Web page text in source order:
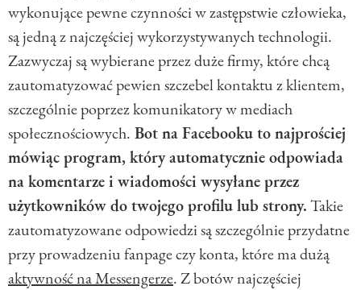
wykonujące pewne czynności w zastępstwie człowieka,
są jedną z najczęściej wykorzystywanych technologii.
Zazwyczaj są wybierane przez duże firmy, które chcą
zautomatyzować pewien szczebel kontaktu z klientem,
szczególnie poprzez komunikatory w mediach
społecznościowych. Bot na Facebooku to najprościej
mówiąc program, który automatycznie odpowiada
na komentarze i wiadomości wysyłane przez
użytkowników do twojego profilu lub strony.Takie
zautomatyzowane odpowiedzi są szczególnie przydatne
przy prowadzeniu fanpage czy konta, które ma dużą
aktywność na Messengerze. Z botów najczęściej